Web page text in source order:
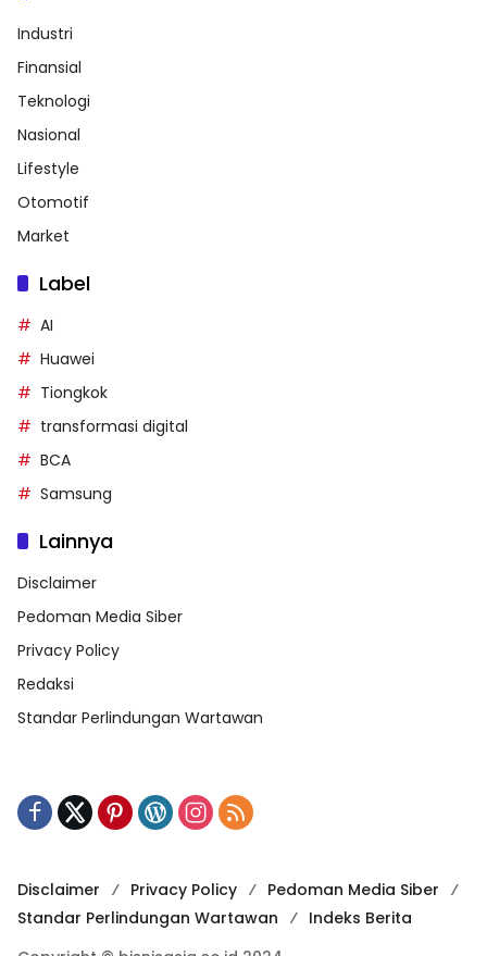
Industri
Finansial
Teknologi
Nasional
Lifestyle
Otomotif
Market
Label
AI
Huawei
Tiongkok
transformasi digital
BCA
Samsung
Lainnya
Disclaimer
Pedoman Media Siber
Privacy Policy
Redaksi
Standar Perlindungan Wartawan
Disclaimer Privacy Policy
Pedoman Media Siber
Standar Perlindungan Wartawan
Indeks Berita